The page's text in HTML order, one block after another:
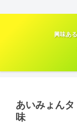
興味あ
あいみょん
味